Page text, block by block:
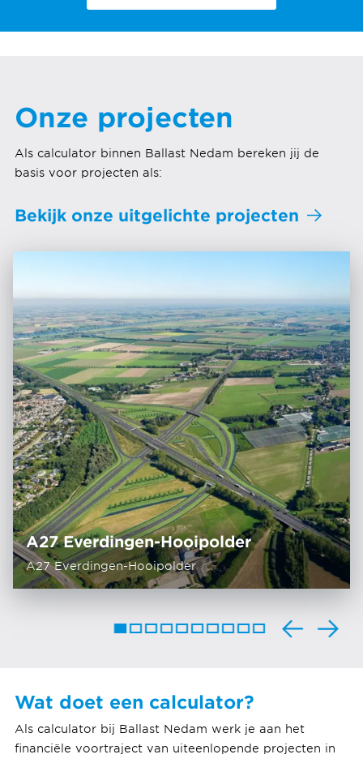
Onze projecten
Als calculator binnen Ballast Nedam bereken jij de
basis voor projecten als:
Bekijk onze uitgelichte projecten
A27 Everdingen-Hooipolder
A27 Everdingen-Hooipolder
Wat doet een calculator?
Als calculator bij Ballast Nedam werk je aan het
financiële voortraject van uiteenlopende projecten in